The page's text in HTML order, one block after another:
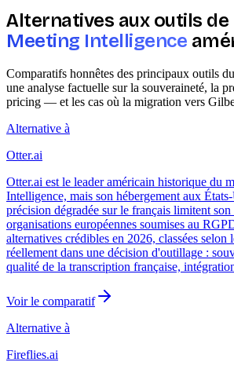
Alternatives aux outils de
Meeting Intelligence
Comparatifs honnêtes des principaux outils
une analyse factuelle sur la souveraineté, la
pricing — et les cas où la migration vers
Alternative à
Otter.ai
Otter.ai est le leader américain historique du
Intelligence, mais son hébergement aux
précision dégradée sur le français limitent
organisations européennes soumises au
alternatives crédibles en 2026, classées selon
réellement dans une décision d'outillage :
qualité de la transcription française,
Voir le comparatif
Alternative à
Fireflies.ai